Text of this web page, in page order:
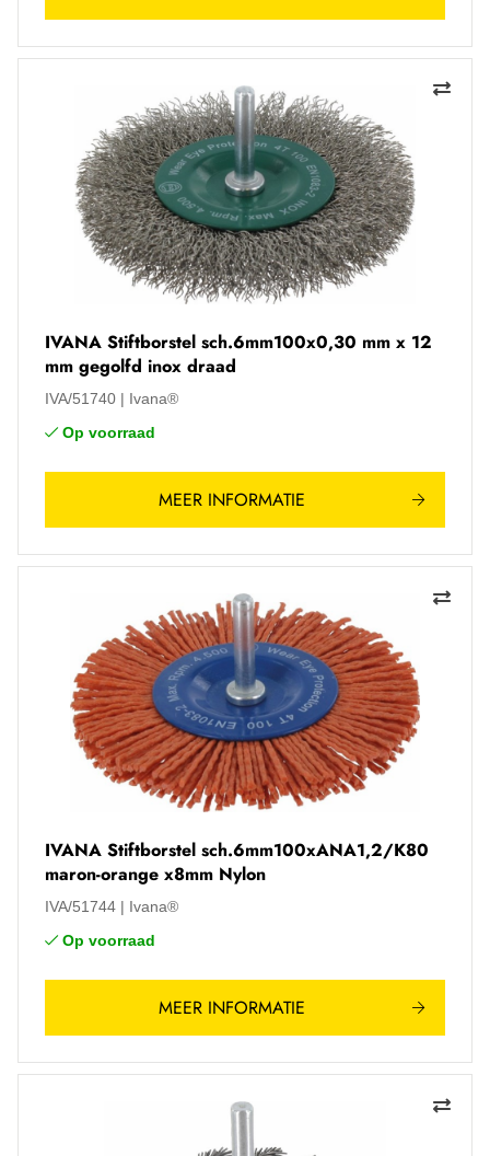
IVANA Stiftborstel sch.6mm100x0,30 mm x 12
mm gegolfd inox draad
IVA/51740
Ivana®
Op voorraad
MEER INFORMATIE
IVANA Stiftborstel sch.6mm100xANA1,2/K80
maron-orange x8mm Nylon
IVA/51744
Ivana®
Op voorraad
MEER INFORMATIE